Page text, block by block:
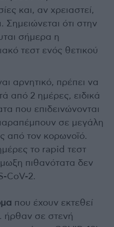
και, αν χρειαστεί,
ότι στην
σήμερα η
τεστ ενός θετικού
αρνητικό, πρέπει να
από 2 ημέρες, ειδικά
που επιδεινώνονται
σε μεγάλη
από τον κορωνοϊό.
το rapid τεστ
πιθανότατα δεν
CoV-2.
που έχουν εκτεθεί
ήρθαν σε στενή